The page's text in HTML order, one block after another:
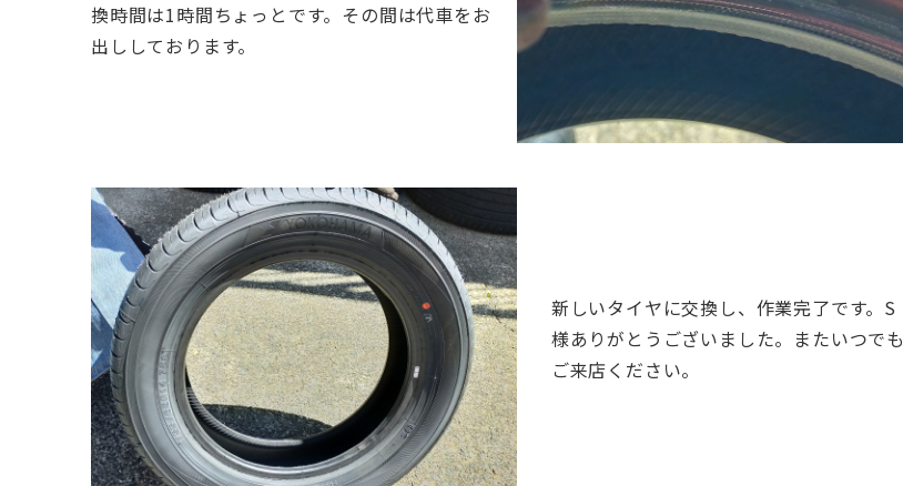
換時間は1時間ちょっとです。その間は代車をお
出ししております。
新しいタイヤに交換し、作業完了です。 S
様ありがとうございました。またいつでも
ご来店ください。